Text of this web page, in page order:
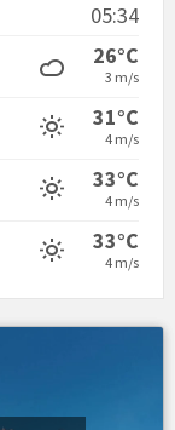
05:34
26°C
3 m/s
31°C
4 m/s
33°C
4 m/s
33°C
4 m/s